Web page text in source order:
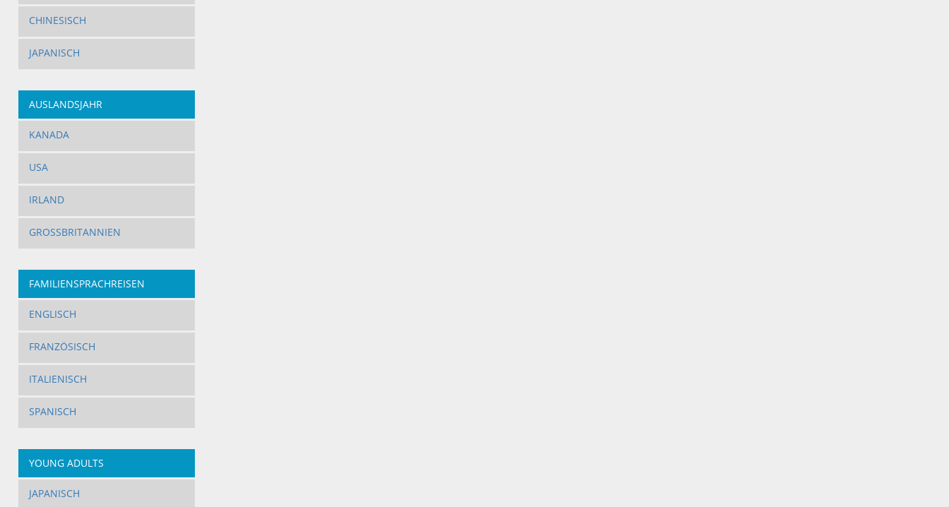
CHINESISCH
JAPANISCH
AUSLANDSJAHR
KANADA
USA
IRLAND
GROSSBRITANNIEN
FAMILIENSPRACHREISEN
ENGLISCH
FRANZÖSISCH
ITALIENISCH
SPANISCH
YOUNG ADULTS
JAPANISCH